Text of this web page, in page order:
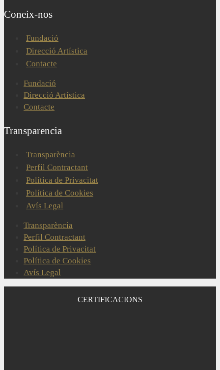
Coneix-nos
Fundació
Direcció Artística
Contacte
Fundació
Direcció Artística
Contacte
Transparencia
Transparència
Perfil Contractant
Política de Privacitat
Política de Cookies
Avís Legal
Transparència
Perfil Contractant
Política de Privacitat
Política de Cookies
Avís Legal
CERTIFICACIONS